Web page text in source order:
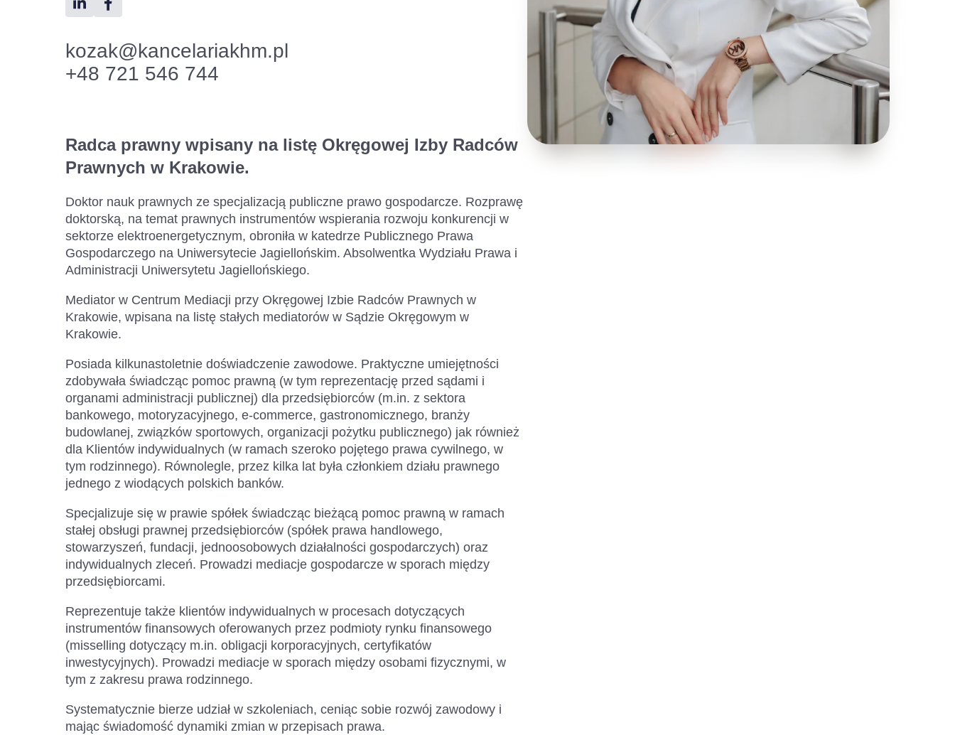
kozak@kancelariakhm.pl
+48 721 546 744
Radca prawny wpisany na listę Okręgowej Izby Radców
Prawnych w Krakowie.
Doktor nauk prawnych ze specjalizacją publiczne prawo gospodarcze. Rozprawę
doktorską, na temat prawnych instrumentów wspierania rozwoju konkurencji w
sektorze elektroenergetycznym, obroniła w katedrze Publicznego Prawa
Gospodarczego na Uniwersytecie Jagiellońskim. Absolwentka Wydziału Prawa i
Administracji Uniwersytetu Jagiellońskiego.
Mediator w Centrum Mediacji przy Okręgowej Izbie Radców Prawnych w
Krakowie, wpisana na listę stałych mediatorów w Sądzie Okręgowym w
Krakowie.
Posiada kilkunastoletnie doświadczenie zawodowe. Praktyczne umiejętności
zdobywała świadcząc pomoc prawną (w tym reprezentację przed sądami i
organami administracji publicznej) dla przedsiębiorców (m.in. z sektora
bankowego, motoryzacyjnego, e-commerce, gastronomicznego, branży
budowlanej, związków sportowych, organizacji pożytku publicznego) jak również
dla Klientów indywidualnych (w ramach szeroko pojętego prawa cywilnego, w
tym rodzinnego). Równolegle, przez kilka lat była członkiem działu prawnego
jednego z wiodących polskich banków.
Specjalizuje się w prawie spółek świadcząc bieżącą pomoc prawną w ramach
stałej obsługi prawnej przedsiębiorców (spółek prawa handlowego,
stowarzyszeń, fundacji, jednoosobowych działalności gospodarczych) oraz
indywidualnych zleceń. Prowadzi mediacje gospodarcze w sporach między
przedsiębiorcami.
Reprezentuje także klientów indywidualnych w procesach dotyczących
instrumentów finansowych oferowanych przez podmioty rynku finansowego
(misselling dotyczący m.in. obligacji korporacyjnych, certyfikatów
inwestycyjnych). Prowadzi mediacje w sporach między osobami fizycznymi, w
tym z zakresu prawa rodzinnego.
Systematycznie bierze udział w szkoleniach, ceniąc sobie rozwój zawodowy i
mając świadomość dynamiki zmian w przepisach prawa.